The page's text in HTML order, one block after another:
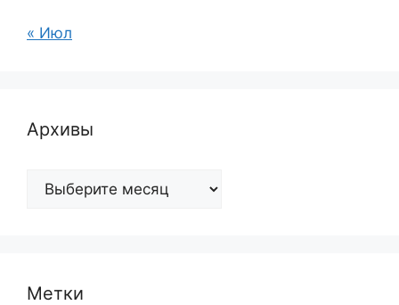
« Июл
Архивы
Архивы
Метки